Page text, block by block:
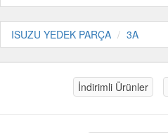
ISUZU YEDEK PARÇA 3A
İndirimli Ürünler